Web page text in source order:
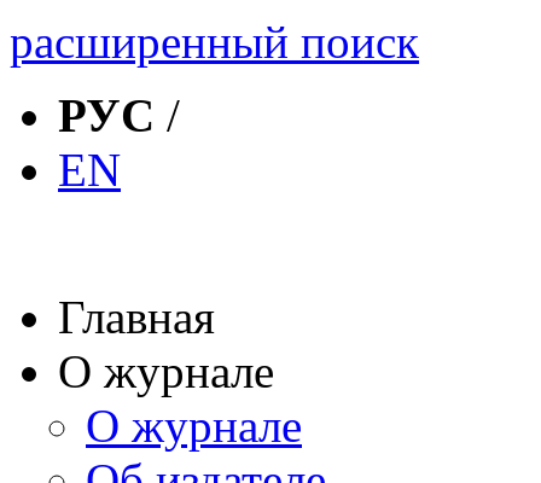
расширенный поиск
РУС /
EN
Главная
О журнале
О журнале